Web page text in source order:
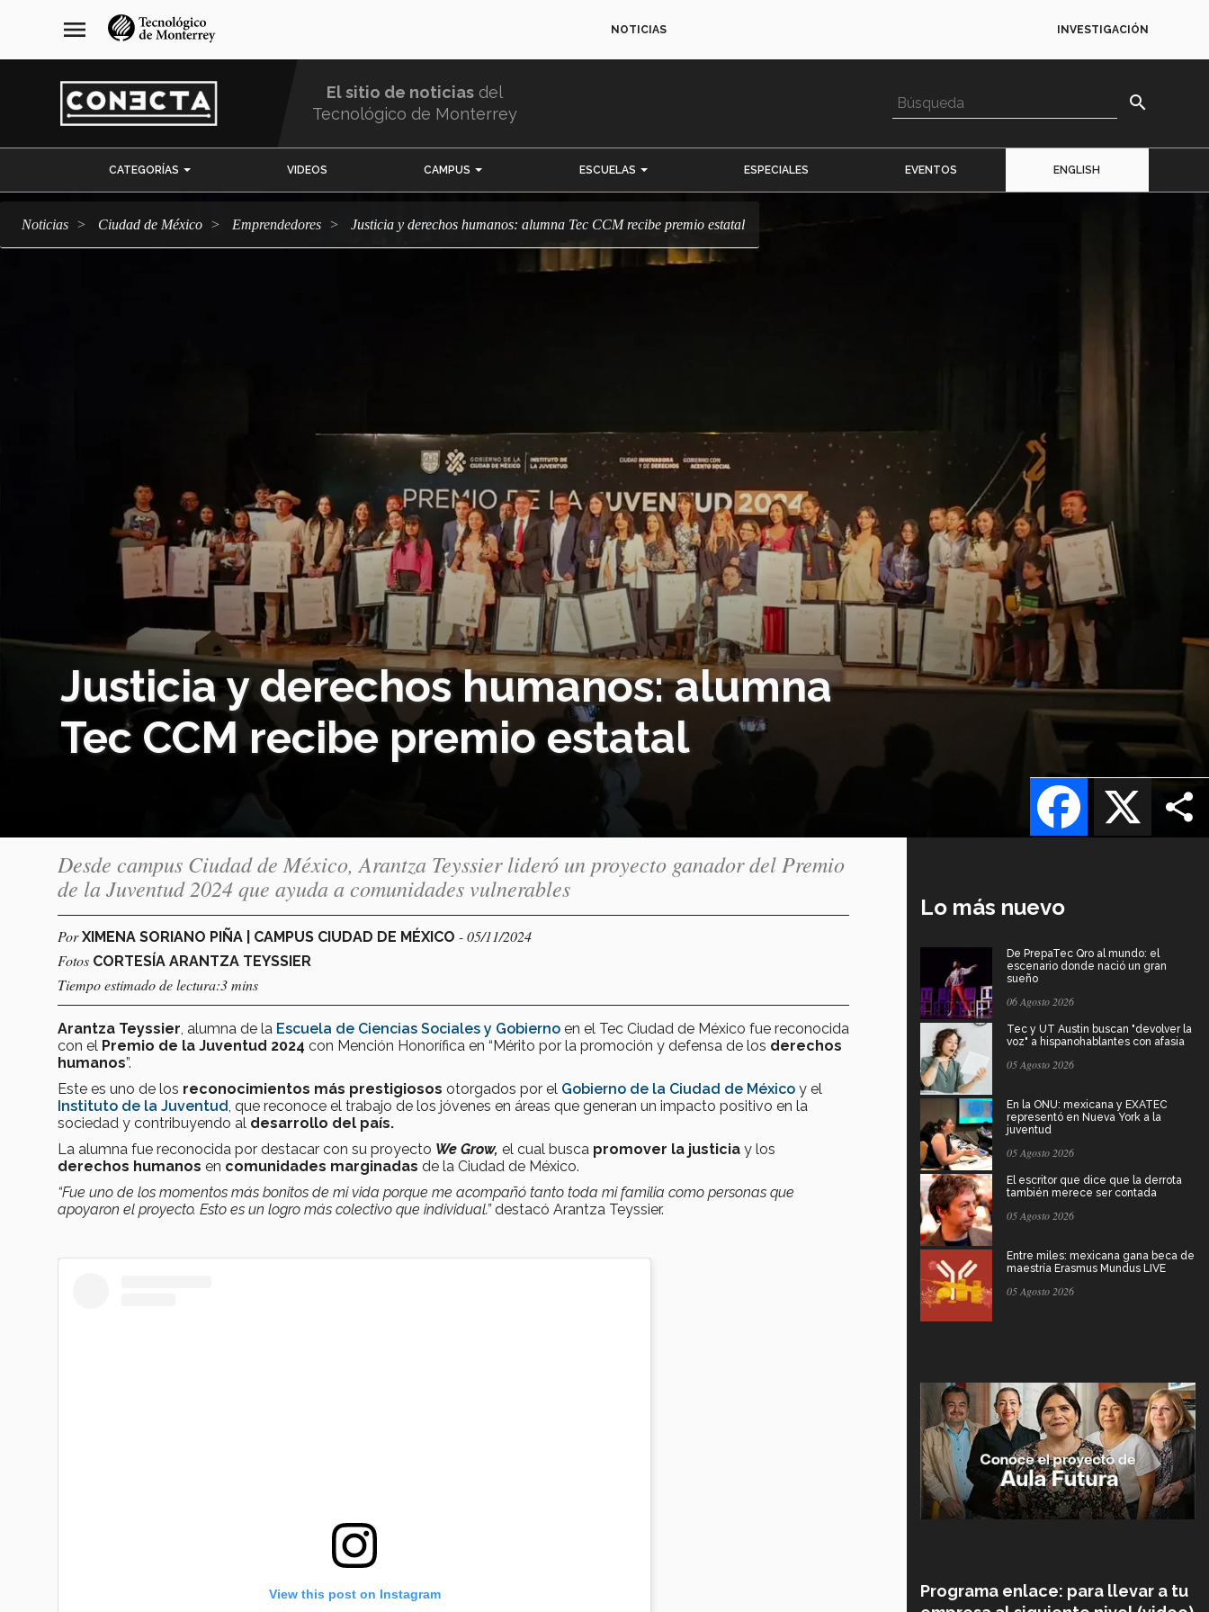
navegación
principal
menu NOTICIAS INVESTIGACIÓN
El sitio de noticias del
Tecnológico de Monterrey
search
CATEGORÍAS VIDEOS CAMPUS ESCUELAS ESPECIALES EVENTOS ENGLISH
Noticias Ciudad de México emprendedores Justicia y derechos humanos: alumna Tec CCM recibe premio estatal
Justicia y derechos humanos: alumna
Tec CCM recibe premio estatal
X
Facebook
Desde campus Ciudad de México, Arantza Teyssier lideró un proyecto ganador del Premio
de la Juventud 2024 que ayuda a comunidades vulnerables
PorXIMENA SORIANO PIÑA | CAMPUS CIUDAD DE MÉXICO - 05/11/2024
Fotos CORTESÍA ARANTZA TEYSSIER
Tiempo estimado de lectura:3 mins
Arantza Teyssier , alumna de la Escuela de Ciencias Sociales y Gobierno en el Tec Ciudad de México fue reconocida
con el Premio de la Juventud 2024 con Mención Honorífica en “Mérito por la promoción y defensa de los derechos
humanos”.
Este es uno de los reconocimientos más prestigiosos otorgados por el Gobierno de la Ciudad de México y el
Instituto de la Juventud , que reconoce el trabajo de los jóvenes en áreas que generan un impacto positivo en la
sociedad y contribuyendo al desarrollo del país.
La alumna fue reconocida por destacar con su proyecto We Grow, el cual busca promover la justicia y los
derechos humanos en comunidades marginadas de la Ciudad de México.
“Fue uno de los momentos más bonitos de mi vida porque me acompañó tanto toda mi familia como personas que
apoyaron el proyecto. Esto es un logro más colectivo que individual.”destacó Arantza Teyssier.
View this post on Instagram
Lo más nuevo
De PrepaTec Qro al mundo: el
escenario donde nació un gran
sueño
06 Agosto 2026
Tec y UT Austin buscan "devolver la
voz" a hispanohablantes con afasia
05 Agosto 2026
En la ONU: mexicana y EXATEC
representó en Nueva York a la
juventud
05 Agosto 2026
El escritor que dice que la derrota
también merece ser contada
05 Agosto 2026
Entre miles: mexicana gana beca de
maestría Erasmus Mundus LIVE
05 Agosto 2026
Programa enlace: para llevar a tu